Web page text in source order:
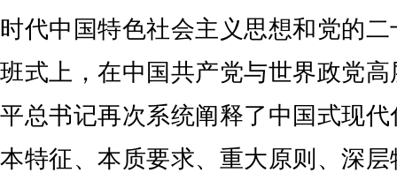
时代中国特色社会主义思想和党的
班式上，在中国共产党与世界政党
平总书记再次系统阐释了中国式现
本特征、本质要求、重大原则、深